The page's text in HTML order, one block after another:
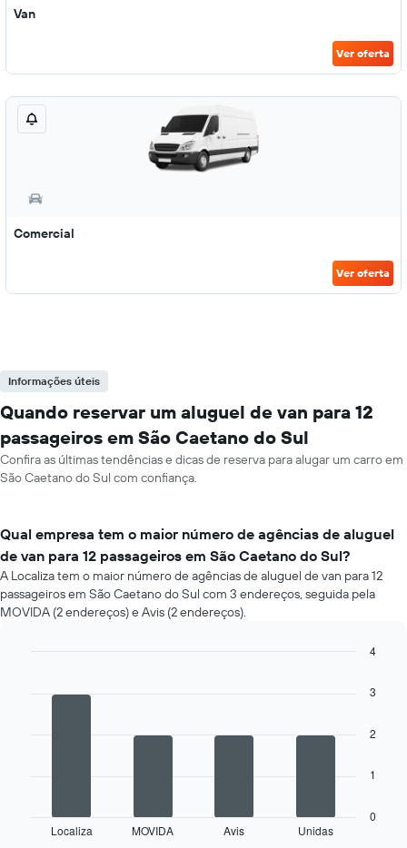
Van
Ver oferta
Comercial
Ver oferta
Informações úteis
Quando reservar um aluguel de van para 12
passageiros em São Caetano do Sul
Confira as últimas tendências e dicas de reserva para alugar um carro em
São Caetano do Sul com confiança.
Qual empresa tem o maior número de agências de aluguel
de van para 12 passageiros em São Caetano do Sul?
A Localiza tem o maior número de agências de aluguel de van para 12
passageiros em São Caetano do Sul com 3 endereços, seguida pela
MOVIDA (2 endereços) e Avis (2 endereços).
seguir
exibeLocaliza MOVIDA Avis Unidas
0
1
2
3
4